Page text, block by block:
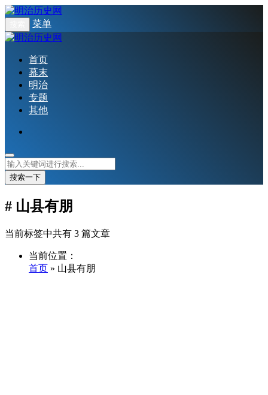
菜单
首页
幕末
明治
专题
其他
搜索一下
# 山县有朋
当前标签中共有 3 篇文章
当前位置：
首页 » 山县有朋